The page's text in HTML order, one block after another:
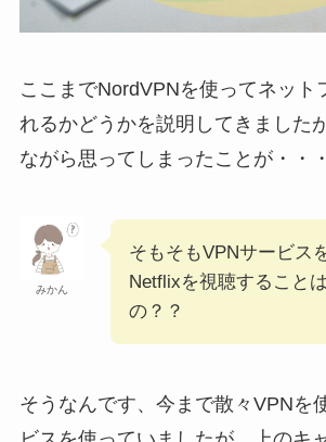
ここまでNordVPNを使ってネット
れるかどうかを説明してきました
ながら思ってしまったことが・・・
みかん
そもそもVPNサービス
Netflixを視聴すること
の？？
そうなんです、今まで散々VPNを